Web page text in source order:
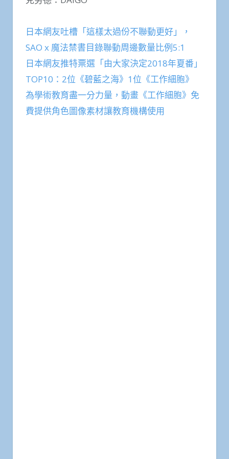
日本網友吐槽「這樣太過份不聯動更好」，
SAO x 魔法禁書目錄聯動周邊數量比例5:1
日本網友推特票選「由大家決定2018年夏番」
TOP10：2位《碧藍之海》1位《工作細胞》
為學術教育盡一分力量，動畫《工作細胞》免
費提供角色圖像素材讓教育機構使用